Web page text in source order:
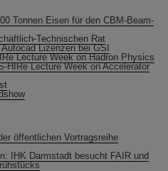
Tonnen Eisen für den CBM-Beam-
Technischen Rat
Lizenzen bei GSI
Lecture Week on Hadron Physics
HIRe Lecture Week on Accelerator
öffentlichen Vortragsreihe
IHK Darmstadt besucht FAIR und